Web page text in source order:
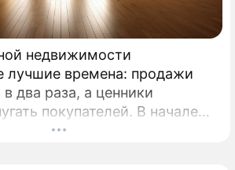
недвижимости
лучшие времена: продажи
два раза, а ценники
покупателей. В начале
новостройки